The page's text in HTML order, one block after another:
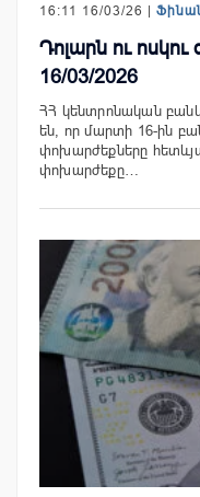
16:11 16/03/26 |
Դոլարն ու
16/03/2026
ՀՀ կենտրոնական
են, որ մարտի 16-ին
փոխարժեքները
փոխարժեքը…